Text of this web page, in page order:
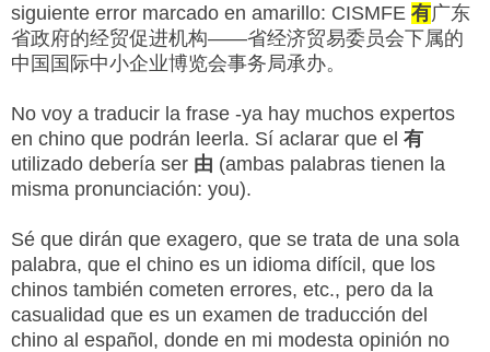
siguiente error marcado en amarillo: CISMFE 有广东
省政府的经贸促进机构——省经济贸易委员会下属的
中国国际中小企业博览会事务局承办。
No voy a traducir la frase -ya hay muchos expertos
en chino que podrán leerla. Sí aclarar que el 有
utilizado debería ser 由 (ambas palabras tienen la
misma pronunciación: you).
Sé que dirán que exagero, que se trata de una sola
palabra, que el chino es un idioma difícil, que los
chinos también cometen errores, etc., pero da la
casualidad que es un examen de traducción del
chino al español, donde en mi modesta opinión no